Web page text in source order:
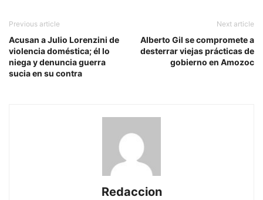
Previous article
Acusan a Julio Lorenzini de
violencia doméstica; él lo
niega y denuncia guerra
sucia en su contra
Next article
Alberto Gil se compromete a
desterrar viejas prácticas de
gobierno en Amozoc
Redaccion